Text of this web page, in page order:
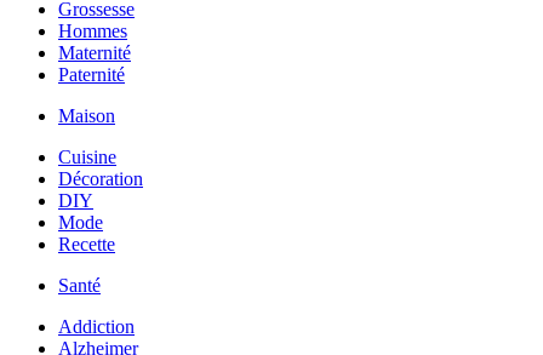
Grossesse
Hommes
Maternité
Paternité
Maison
Cuisine
Décoration
DIY
Mode
Recette
Santé
Addiction
Alzheimer